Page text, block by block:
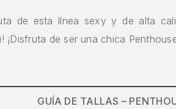
de esta línea sexy y de alta
¡Disfruta de ser una chica
GUÍA DE TALLAS –